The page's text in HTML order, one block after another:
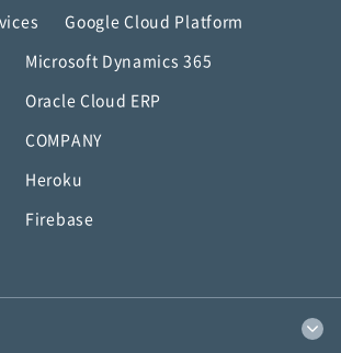
Google Cloud Platform
Microsoft Dynamics 365
Oracle Cloud ERP
COMPANY
Heroku
Firebase